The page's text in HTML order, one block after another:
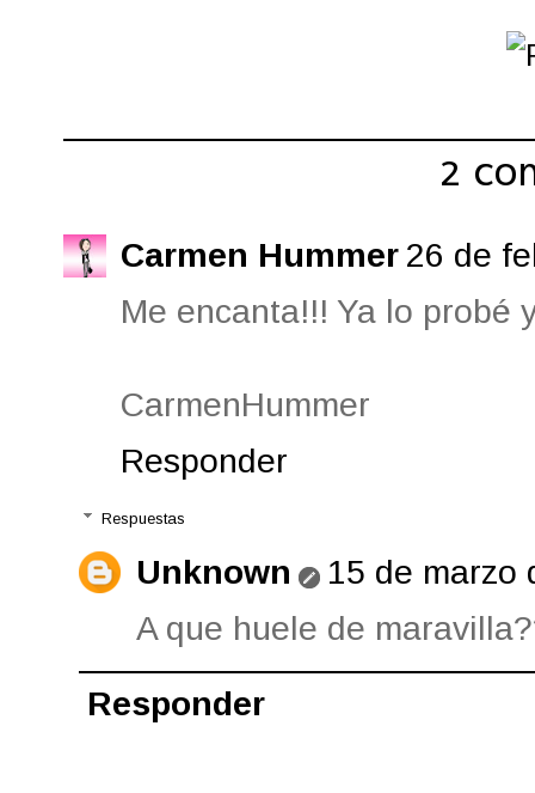
2
Carmen Hummer 26 de
Me encanta!!! Ya lo probé
CarmenHummer
Responder
Respuestas
Unknown
15 de marzo
A que huele de
Responder